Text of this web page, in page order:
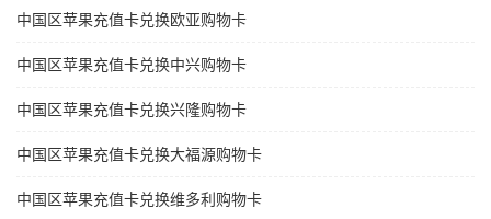
中国区苹果充值卡兑换欧亚购物卡
中国区苹果充值卡兑换中兴购物卡
中国区苹果充值卡兑换兴隆购物卡
中国区苹果充值卡兑换大福源购物卡
中国区苹果充值卡兑换维多利购物卡